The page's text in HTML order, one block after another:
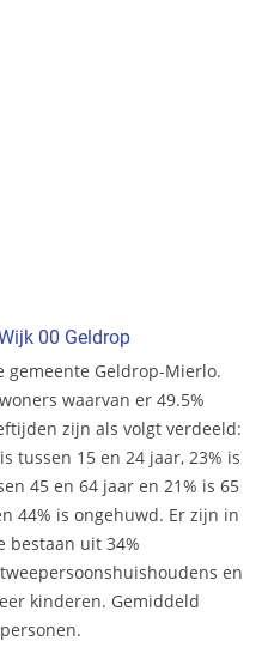
00 Geldrop
gemeente Geldrop-Mierlo.
waarvan er 49.5%
zijn als volgt verdeeld:
tussen 15 en 24 jaar, 23% is
45 en 64 jaar en 21% is 65
44% is ongehuwd. Er zijn in
bestaan uit 34%
en
kinderen. Gemiddeld